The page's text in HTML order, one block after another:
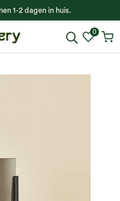
1-2 dagen in huis.
0